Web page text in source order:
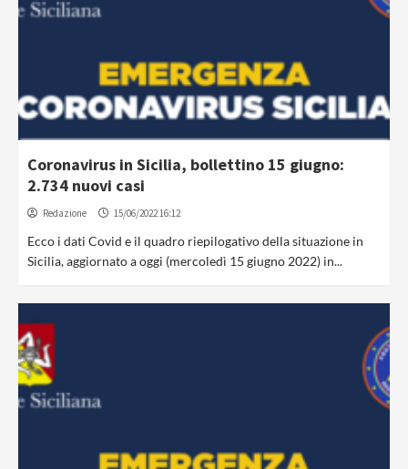
Coronavirus in Sicilia, bollettino 15 giugno:
2.734 nuovi casi
Redazione 15/06/2022 16:12
Ecco i dati Covid e il quadro riepilogativo della situazione in
Sicilia, aggiornato a oggi (mercoledì 15 giugno 2022) in...